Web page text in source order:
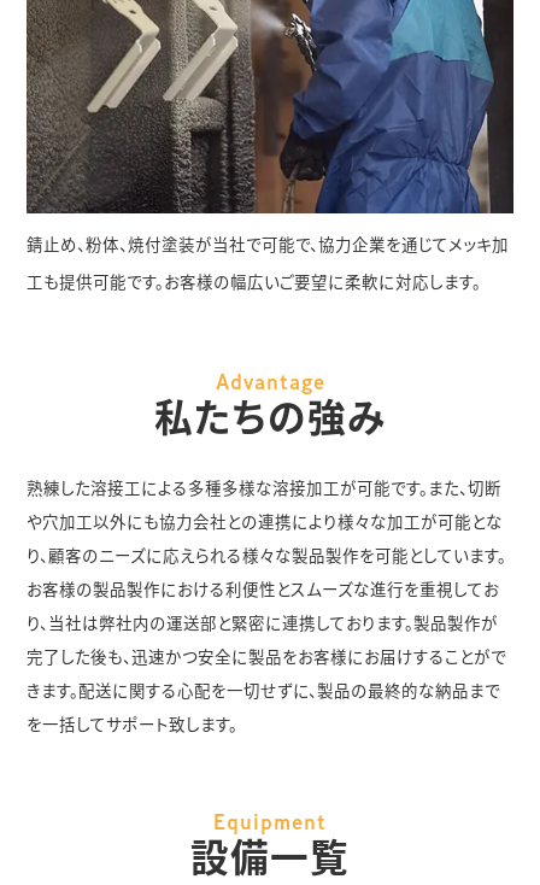
錆止め、粉体、焼付塗装が当社で可能で、協力企業を通じてメッキ加
工も提供可能です。お客様の幅広いご要望に柔軟に対応します。
Advantage
私たちの強み
熟練した溶接工による多種多様な溶接加工が可能です。また、切断
や穴加工以外にも協力会社との連携により様々な加工が可能とな
り、顧客のニーズに応えられる様々な製品製作を可能としています。
お客様の製品製作における利便性とスムーズな進行を重視してお
り、当社は弊社内の運送部と緊密に連携しております。製品製作が
完了した後も、迅速かつ安全に製品をお客様にお届けすることがで
きます。配送に関する心配を一切せずに、製品の最終的な納品まで
を一括してサポート致します。
Equipment
設備一覧